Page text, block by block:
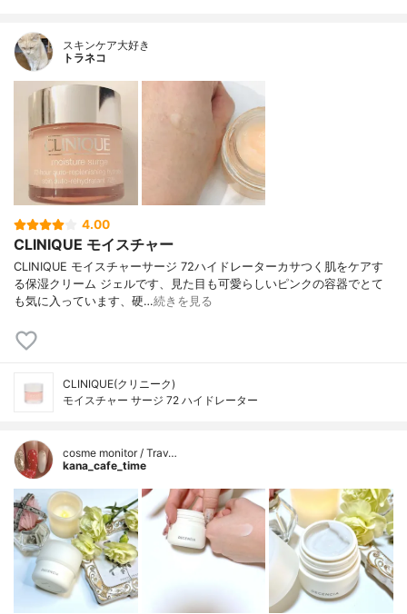
スキンケア大好き
トラネコ
4.00
CLINIQUE モイスチャー
CLINIQUE モイスチャーサージ 72ハイドレーターカサつく肌をケアす
る保湿クリーム ジェルです、見た目も可愛らしいピンクの容器でとて
も気に入っています、硬…続きを見る
CLINIQUE(クリニーク)
モイスチャー サージ 72 ハイドレーター
cosme monitor / Trav…
kana_cafe_time